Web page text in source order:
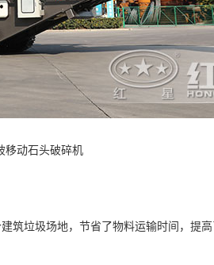
移动石头破碎机
筑垃圾场地，节省了物料运输时间，提